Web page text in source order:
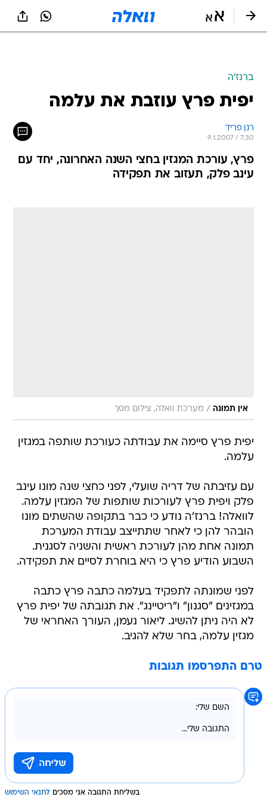
ברנז'ה
יפית פרץ עוזבת את עלמה
רנן פריד
9.1.2007 / 7:30
פרץ, עורכת המגזין בחצי השנה האחרונה, יחד עם
עינב פלק, תעזוב את תפקידה
אין תמונה / מערכת וואלה, צילום מסך
יפית פרץ סיימה את עבודתה כעורכת שותפה במגזין
עלמה.
עם עזיבתה של דריה שועלי, לפני כחצי שנה מונו עינב
פלק ויפית פרץ לעורכות שותפות של המגזין עלמה.
לוואלה! ברנז'ה נודע כי כבר בתקופה שהשתים מונו
הובהר להן כי לאחר שתתייצב עבודת המערכת
תמונה אחת מהן לעורכת ראשית והשניה לסגנית.
השבוע הודיע פרץ כי היא בוחרת לסיים את תפקידה.
לפני שמונתה לתפקיד בעלמה כתבה פרץ כתבה
במגזינים "סגנון" ו"ריטיינג". את תגובתה של יפית פרץ
לא היה ניתן להשיג. ליאור נעמן, העורך האחראי של
מגזין עלמה, בחר שלא להגיב.
טרם התפרסמו תגובות
בשליחת התגובה אני מסכים לתנאי השימוש